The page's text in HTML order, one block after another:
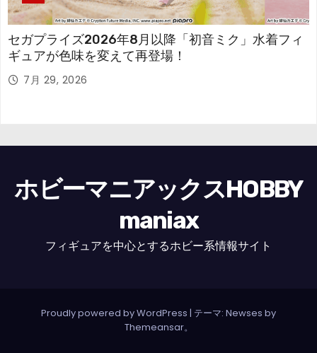
セガプライズ2026年8月以降「初音ミク」水着フィ
ギュアが色味を変えて再登場！
7月 29, 2026
ホビーマニアックスHOBBY
maniax
フィギュアを中心とするホビー系情報サイト
Proudly powered by WordPress | テーマ: Newses by
Themeansar。